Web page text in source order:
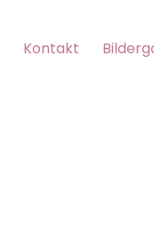
Kontakt